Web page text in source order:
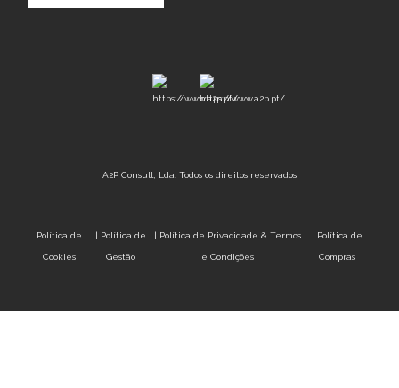
A2P Consult, Lda. Todos os direitos reservados
Política de
Cookies
Política de
Gestão
Política de Privacidade & Termos
e Condições
Política de
Compras